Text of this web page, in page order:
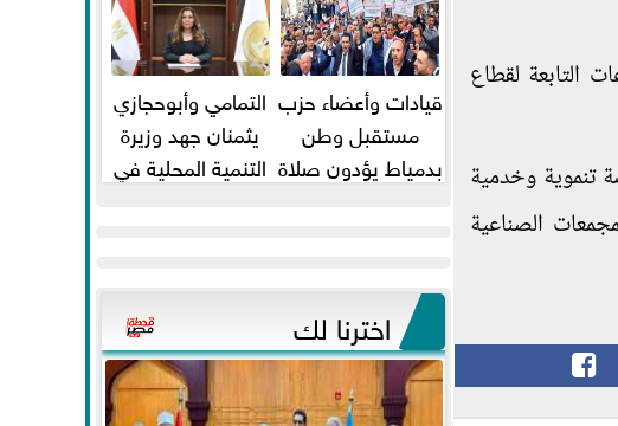
التابعة لقطاع
تنموية وخدمية
الصناعية
قيادات وأعضاء حزب
مستقبل وطن
بدمياط يؤدون صلاة
التمامي وأبوحجازي
يثمنان جهد وزيرة
التنمية المحلية في
اخترنا لك